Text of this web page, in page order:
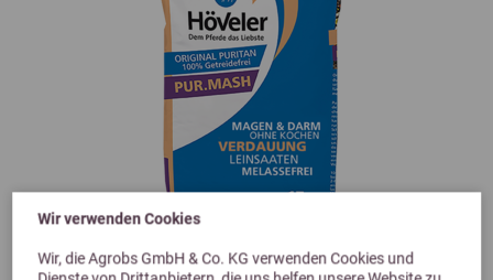
Wir verwenden Cookies
Wir, die Agrobs GmbH & Co. KG verwenden Cookies und
5,0 (9 Bewertungen)